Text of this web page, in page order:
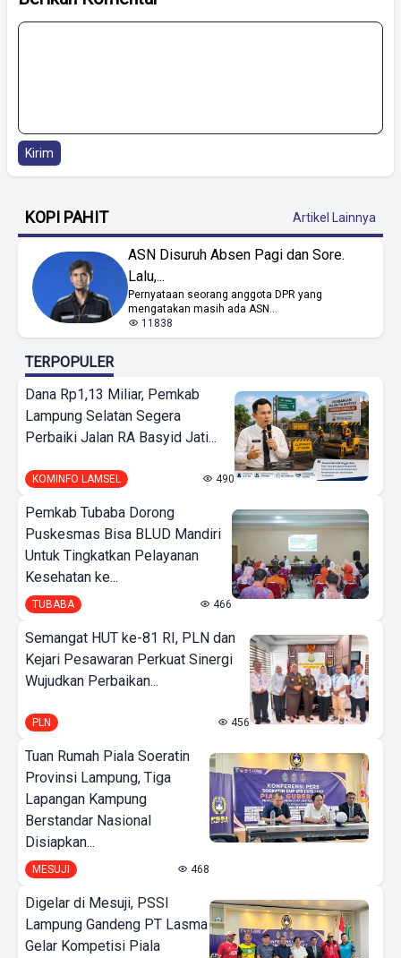
Kirim
KOPI PAHIT Artikel Lainnya
ASN Disuruh Absen Pagi dan Sore.
Lalu,...
Pernyataan seorang anggota DPR yang
mengatakan masih ada ASN...
11838
TERPOPULER
Dana Rp1,13 Miliar, Pemkab
Lampung Selatan Segera
Perbaiki Jalan RA Basyid Jati...
KOMINFO LAMSEL 490
Pemkab Tubaba Dorong
Puskesmas Bisa BLUD Mandiri
Untuk Tingkatkan Pelayanan
Kesehatan ke...
TUBABA 466
Semangat HUT ke-81 RI, PLN dan
Kejari Pesawaran Perkuat Sinergi
Wujudkan Perbaikan...
PLN 456
Tuan Rumah Piala Soeratin
Provinsi Lampung, Tiga
Lapangan Kampung
Berstandar Nasional
Disiapkan...
MESUJI 468
Digelar di Mesuji, PSSI
Lampung Gandeng PT Lasma
Gelar Kompetisi Piala